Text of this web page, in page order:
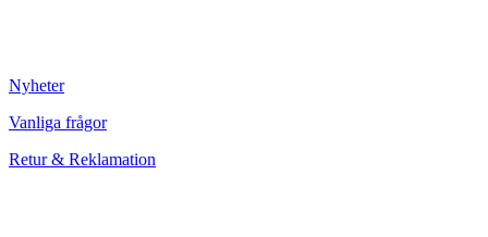
Nyheter
Vanliga frågor
Retur & Reklamation